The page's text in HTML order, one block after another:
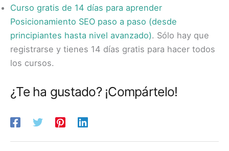
Curso gratis de 14 días para aprender
Posicionamiento SEO paso a paso (desde
principiantes hasta nivel avanzado). Sólo hay que
registrarse y tienes 14 días gratis para hacer todos
los cursos.
¿Te ha gustado? ¡Compártelo!